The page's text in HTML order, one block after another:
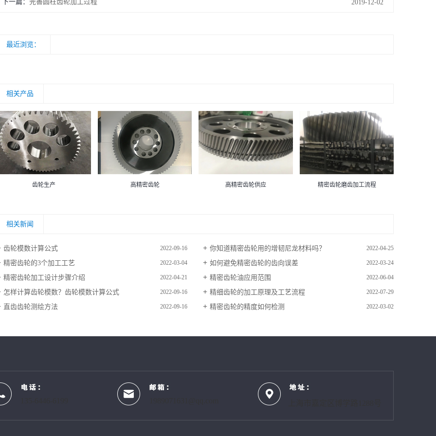
下一篇 完善圆柱齿轮加工过程 2019-12-02
最近浏览：
相关产品
齿轮生产 高精密齿轮 高精密齿轮供应 精密齿轮磨齿加工流程
相关新闻
齿轮模数计算公式 2022-09-16 你知道精密齿轮用的增韧尼龙材料吗？ 2022-04-25
精密齿轮的3个加工工艺 2022-03-04 如何避免精密齿轮的齿向误差 2022-03-24
精密齿轮加工设计步骤介绍 2022-04-21 精密齿轮油​应用范围 2022-06-04
怎样计算齿轮模数？齿轮模数计算公式 2022-09-16 精细齿轮的加工原理及工艺流程 2022-07-29
直齿齿轮测绘方法 2022-09-16 精密齿轮的精度如何检测 2022-03-02